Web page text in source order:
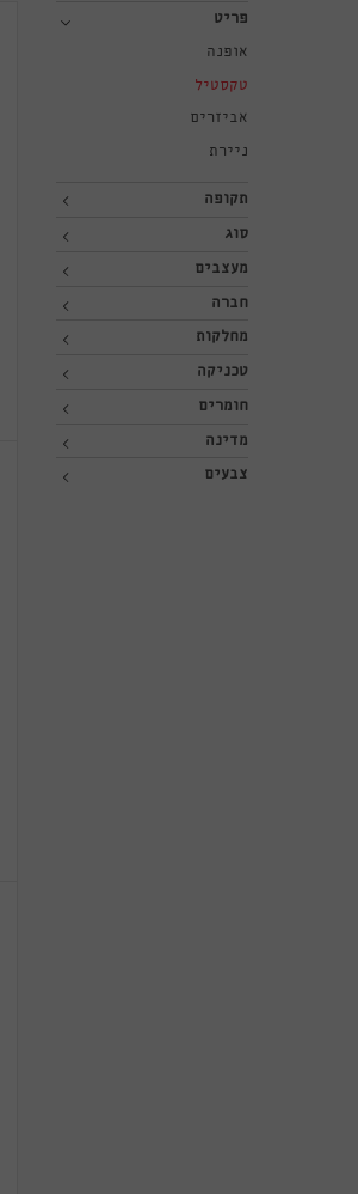
פריט
אופנה
טקסטיל
אביזרים
ניירת
תקופה
סוג
מעצבים
חברה
מחלקות
טכניקה
חומרים
מדינה
צבעים